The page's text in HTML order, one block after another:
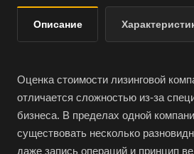
Описание
Оценка стоимости лизинговой
отличается сложностью из-за
бизнеса. В пределах одной
существовать несколько
даже запись операций и принцип